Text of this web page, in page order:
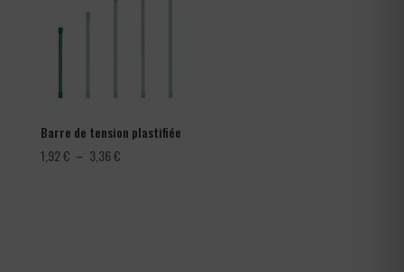
Barre de tension plastifiée
1,92€ – 3,36€Plage